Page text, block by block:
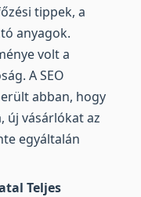
tippek, a
anyagok.
volt a
A SEO
abban, hogy
új vásárlókat az
egyáltalán
Teljes